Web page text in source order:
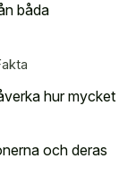
båda
hur mycket
och deras